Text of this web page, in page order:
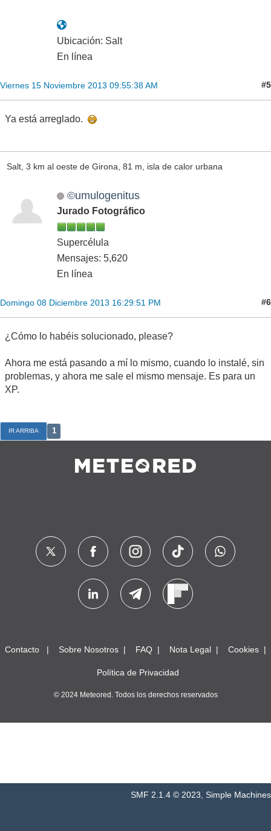
Ubicación: Salt
En línea
Viernes 15 Noviembre 2013 09:55:38 AM #5
Ya está arreglado.
Salt, 3 km al oeste de Girona, 81 m, isla de calor urbana
©umulogenitus
Jurado Fotográfico
Supercélula
Mensajes: 5,620
En línea
Domingo 08 Diciembre 2013 16:29:51 PM #6
¿Cómo lo habéis solucionado, please?
Ahora me está pasando a mí lo mismo, cuando lo instalé, sin
problemas, y ahora me sale el mismo mensaje. Es para un
XP.
IR ARRIBA 1
Contacto Sobre Nosotros FAQ Nota Legal Cookies
Política de Privacidad
© 2024 Meteored. Todos los derechos reservados
SMF 2.1.4 © 2023, Simple Machines